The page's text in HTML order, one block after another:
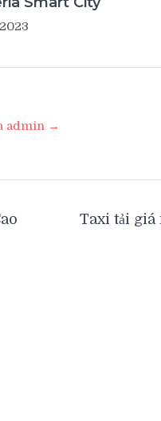
admin →
Taxi tải giá